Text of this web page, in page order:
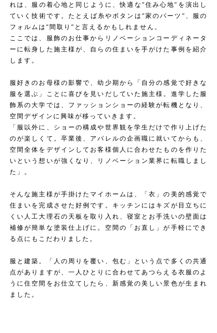
れは、服の着心地と同じように、快適な“住み心地”を演出し
ていく技術です。たとえば糸やボタンは“家のパーツ”、服の
フォルムは“間取り”と言えるかもしれません。
ここでは、服飾のお仕事からリノベーションコーディネータ
ーに転身した施主様が、自らの住まいを手がけた事例を紹介
します。
服好きのお母様の影響で、幼少期から「自分の感覚で好きな
服を選ぶ」ことに喜びを見いだしていた施主様。進学した服
飾系の大学では、ファッションショーの経験が転機となり、
空間デザインに興味が移っていきます。
「服以外に、ショーの構成や世界観を学生だけで作り上げた
のが楽しくて。卒業後、アパレルの企画職に就いてからも、
空間全体をデザインしてお客様個人に合わせたものを作りた
いという想いが強くなり、リノベーション業界に転職しまし
た」。
そんな施主様が手掛けたマイホームは、「衣」の美的感覚で
住まいを完成させた好例です。キッチンにはキズが目立ちに
くい人工大理石の天板を取り入れ、寝室とお手洗いの壁面は
補修が簡単な塗装仕上げに。空間の「お直し」が手軽にでき
る点にもこだわりました。
服と建築。「人の周りを覆い、包む」という点で多くの共通
点がありますが、一人ひとりに合わせてあつらえる衣服のよ
うに住空間をお仕立てしたら、新感覚の美しい景色が生まれ
ました。